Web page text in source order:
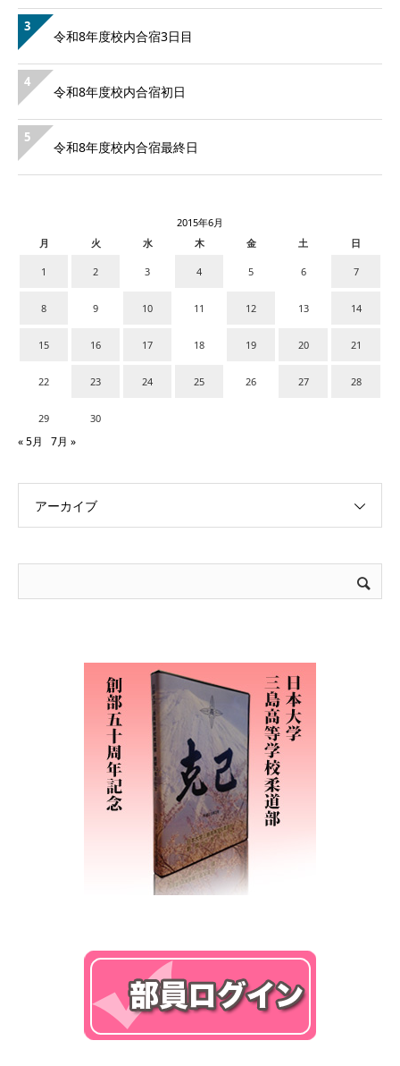
3
令和8年度校内合宿3日目
4
令和8年度校内合宿初日
5
令和8年度校内合宿最終日
2015年6月
月
火 水 木 金 土 日
1 2 3 4 5 6 7
8 9 10 11 12 13 14
15 16 17 18 19 20 21
22 23 24 25 26 27 28
29 30
« 5月 7月 »
アーカイブ